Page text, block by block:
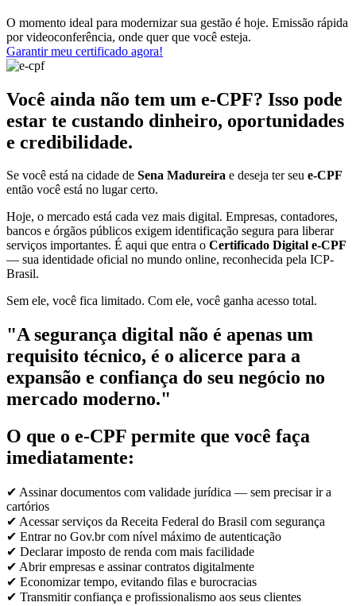
O momento ideal para modernizar sua gestão é hoje. Emissão rápida
por videoconferência, onde quer que você esteja.
Garantir meu certificado agora!
Você ainda não tem um e-CPF? Isso pode
estar te custando dinheiro, oportunidades
e credibilidade.
Se você está na cidade de Sena Madureira e deseja ter seu e-CPF
então você está no lugar certo.
Hoje, o mercado está cada vez mais digital. Empresas, contadores,
bancos e órgãos públicos exigem identificação segura para liberar
serviços importantes. É aqui que entra o Certificado Digital e-CPF
— sua identidade oficial no mundo online, reconhecida pela ICP-
Brasil.
Sem ele, você fica limitado. Com ele, você ganha acesso total.
"A segurança digital não é apenas um
requisito técnico, é o alicerce para a
expansão e confiança do seu negócio no
mercado moderno."
O que o e-CPF permite que você faça
imediatamente:
✔ Assinar documentos com validade jurídica — sem precisar ir a
cartórios
✔ Acessar serviços da Receita Federal do Brasil com segurança
✔ Entrar no Gov.br com nível máximo de autenticação
✔ Declarar imposto de renda com mais facilidade
✔ Abrir empresas e assinar contratos digitalmente
✔ Economizar tempo, evitando filas e burocracias
✔ Transmitir confiança e profissionalismo aos seus clientes